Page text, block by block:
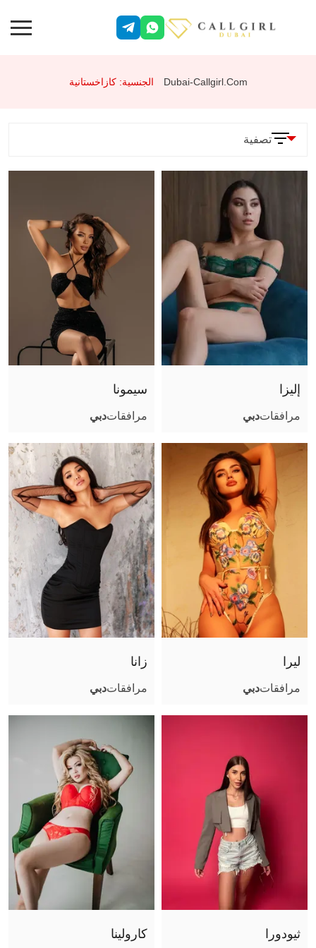
Dubai-Callgirl.com الجنسية: كازاخستانية
إليزا
مرافقاتدبي
سيمونا
مرافقاتدبي
ليرا
مرافقاتدبي
زانا
مرافقاتدبي
ثيودورا كارولينا
تصفية
المعلمات
الخدمات
وضعية 69
جنس شرجي
تقييد
صور عادية (أثناء اللقاء)
جنس تقليدي مهبلي
قذف على الجسم
لحس مهبلي
مص عميق
كلام بذيء
سيطرة
ثنائي مع فتاة
مساج مثير
صور مثيرة (أثناء اللقاء)
ملاعبة
جنس جماعي
استمناء باليد
كاماسوترا
استمناء
سيدة
جنس فموي بدون واقي
مساج البروستاتا